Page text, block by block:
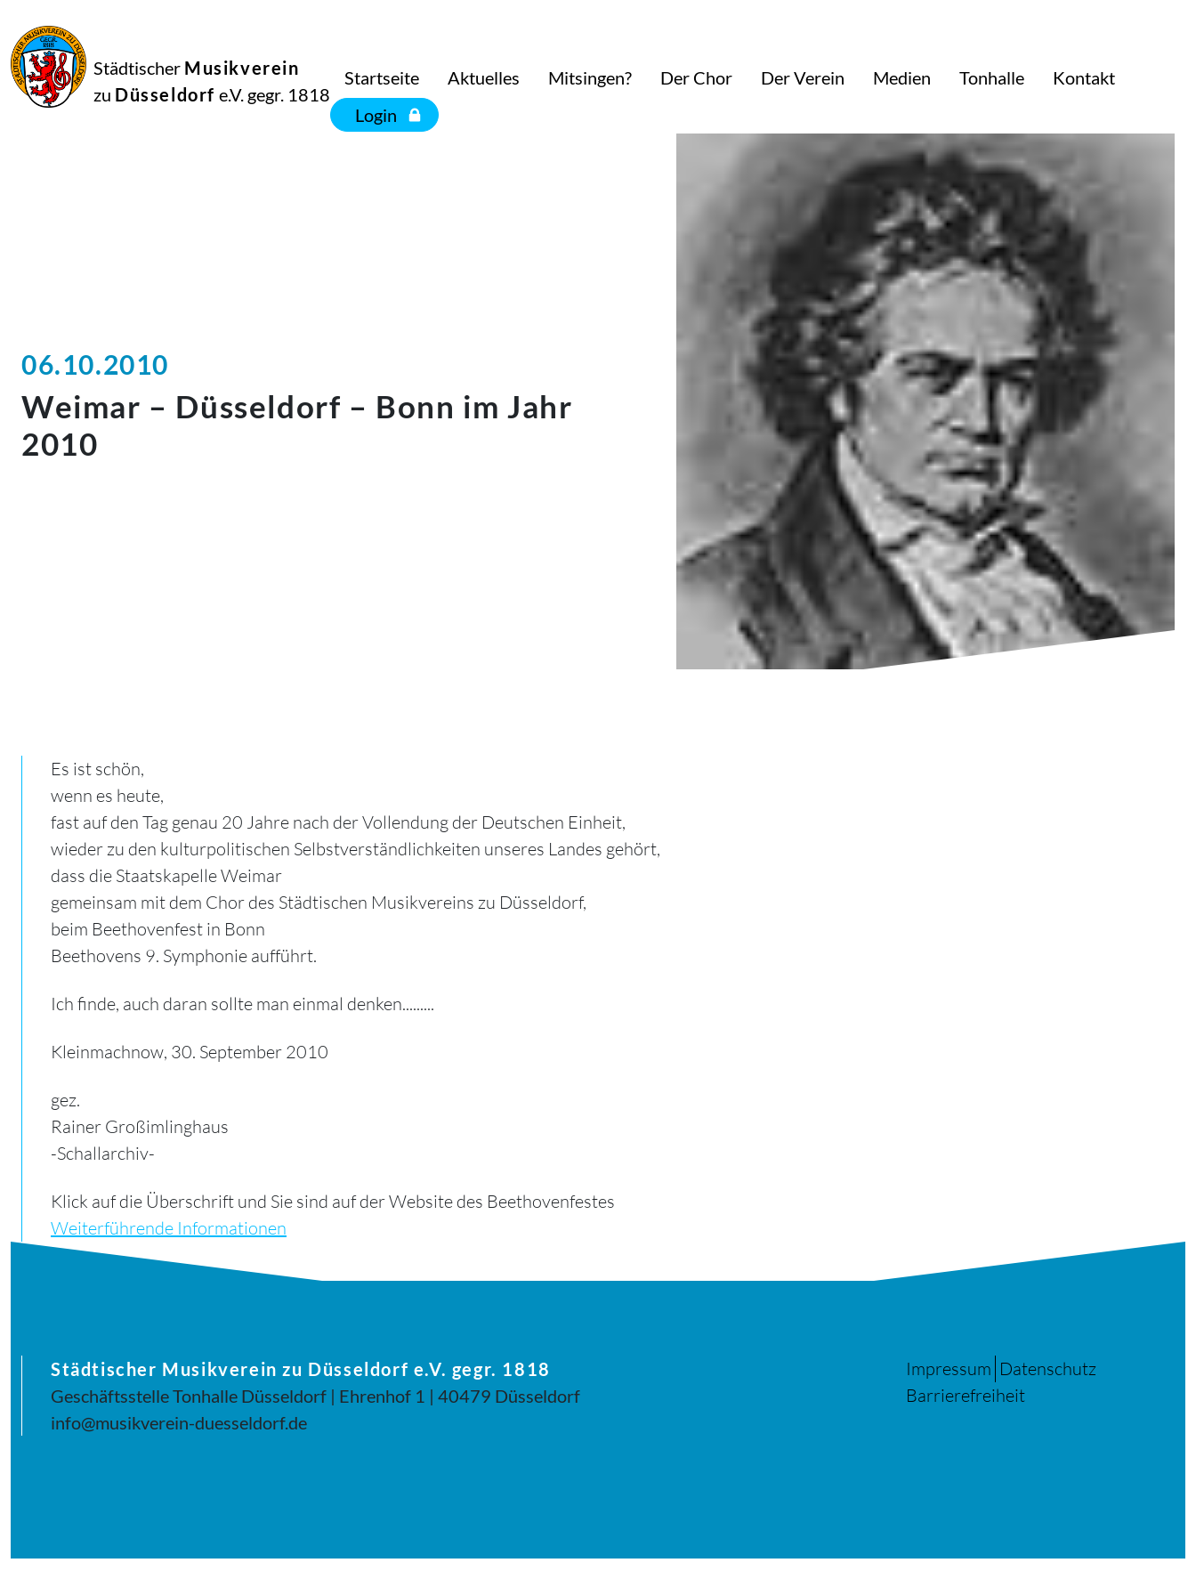
Städtischer Musikverein
zu Düsseldorf e.V. gegr. 1818
Startseite Aktuelles Mitsingen? Der Chor Der Verein Medien Tonhalle
Kontakt
Login
06.10.2010
Weimar – Düsseldorf – Bonn im Jahr
2010
Es ist schön,
wenn es heute,
fast auf den Tag genau 20 Jahre nach der Vollendung der Deutschen Einheit,
wieder zu den kulturpolitischen Selbstverständlichkeiten unseres Landes gehört,
dass die Staatskapelle Weimar
gemeinsam mit dem Chor des Städtischen Musikvereins zu Düsseldorf,
beim Beethovenfest in Bonn
Beethovens 9. Symphonie aufführt.
Ich finde, auch daran sollte man einmal denken.........
Kleinmachnow, 30. September 2010
gez.
Rainer Großimlinghaus
-Schallarchiv-
Klick auf die Überschrift und Sie sind auf der Website des Beethovenfestes
Weiterführende Informationen
Städtischer Musikverein zu Düsseldorf e.V. gegr. 1818
Geschäftsstelle Tonhalle Düsseldorf | Ehrenhof 1 | 40479 Düsseldorf
info@musikverein-duesseldorf.de
Impressum Datenschutz
Barrierefreiheit